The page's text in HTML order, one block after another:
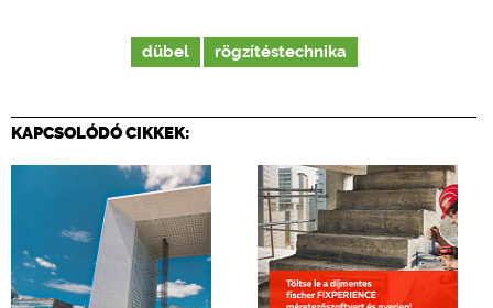
dübel rögzítéstechnika
KAPCSOLÓDÓ CIKKEK: